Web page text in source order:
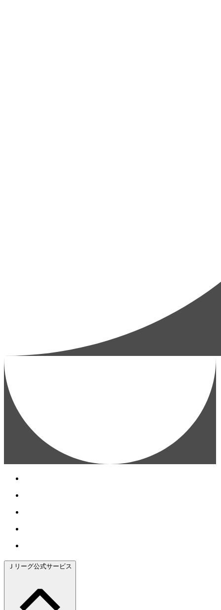
Ｊリーグ公式サービス